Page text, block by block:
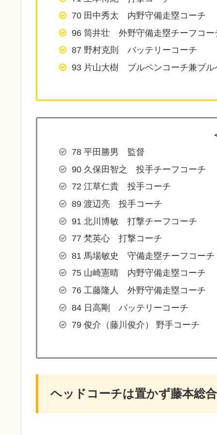
70 田中秀太 内野守備走塁コーチ
96 筒井壮 外野守備走塁チーフコー
87 野村克則 バッテリーコーチ
93 片山大樹 ブルペンコーチ兼ブル
78 平田勝男 監督
90 久保田智之 投手チーフコーチ
72 江草仁貴 投手コーチ
89 渡辺亮 投手コーチ
91 北川博敏 打撃チーフコーチ
77 梵英心 打撃コーチ
81 馬場敏史 守備走塁チーフコーチ
75 山崎憲晴 内野守備走塁コーチ
76 工藤隆人 外野守備走塁コーチ
84 日高剛 バッテリーコーチ
79 俊介（藤川俊介） 野手コーチ
ヘッドコーチは置かず藤本総